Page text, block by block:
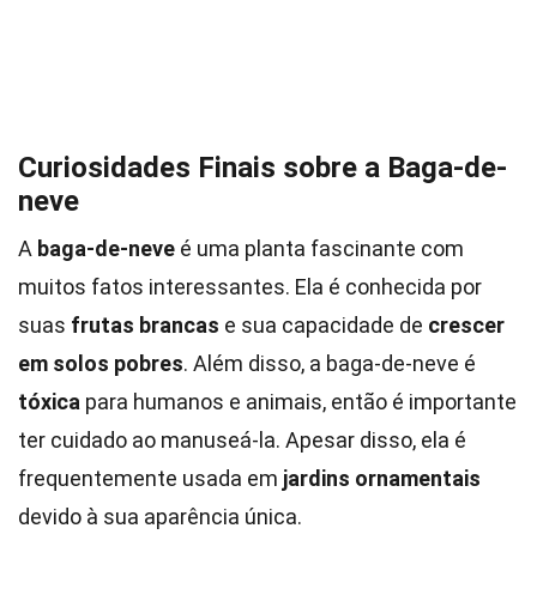
Curiosidades Finais sobre a Baga-de-
neve
A baga-de-neve é uma planta fascinante com
muitos fatos interessantes. Ela é conhecida por
suas frutas brancas e sua capacidade de crescer
em solos pobres. Além disso, a baga-de-neve é
tóxica para humanos e animais, então é importante
ter cuidado ao manuseá-la. Apesar disso, ela é
frequentemente usada em jardins ornamentais
devido à sua aparência única.